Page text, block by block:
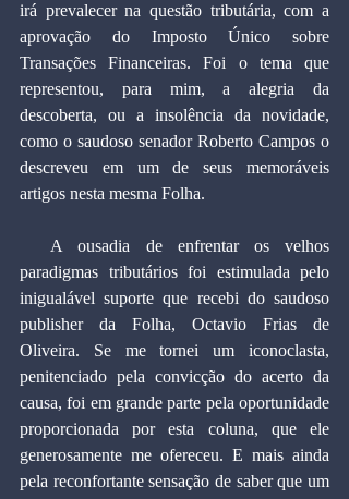
irá prevalecer na questão tributária, com a
aprovação do Imposto Único sobre
Transações Financeiras. Foi o tema que
representou, para mim, a alegria da
descoberta, ou a insolência da novidade,
como o saudoso senador Roberto Campos o
descreveu em um de seus memoráveis
artigos nesta mesma Folha.
paradigmas tributários foi estimulada pelo
inigualável suporte que recebi do saudoso
publisher da Folha, Octavio Frias de
Oliveira. Se me tornei um iconoclasta,
penitenciado pela convicção do acerto da
causa, foi em grande parte pela oportunidade
proporcionada por esta coluna, que ele
generosamente me ofereceu. E mais ainda
pela reconfortante sensação de saber que um